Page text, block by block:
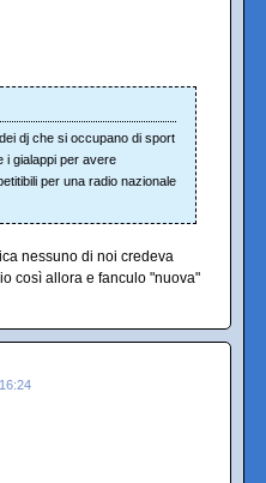
dj che si occupano di sport
i gialappi per avere
per una radio nazionale
nessuno di noi credeva
così allora e fanculo "nuova"